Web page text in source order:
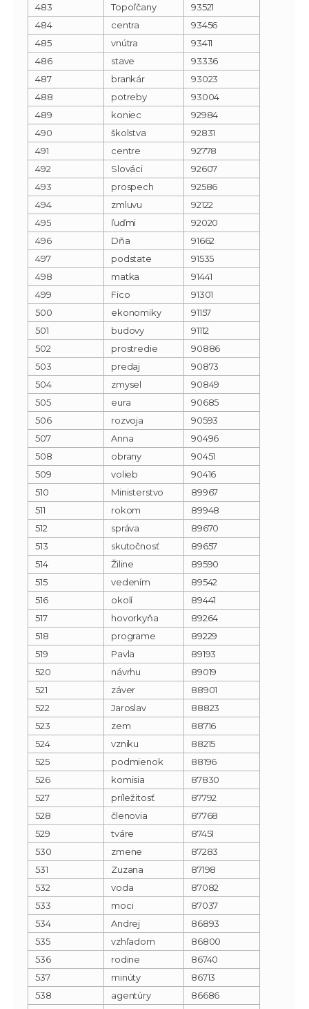
483
Topoľčany
93521
484
centra
93456
485
vnútra
93411
486
stave
93336
487
brankár
93023
488
potreby
93004
489
koniec
92984
490
školstva
92831
491
centre
92778
492
Slováci
92607
493
prospech
92586
494
zmluvu
92122
495
ľuďmi
92020
496
Dňa
91662
497
podstate
91535
498
matka
91441
499
Fico
91301
500
ekonomiky
91157
501
budovy
91112
502
prostredie
90886
503
predaj
90873
504
zmysel
90849
505
eura
90685
506
rozvoja
90593
507
Anna
90496
508
obrany
90451
509
volieb
90416
510
Ministerstvo
89967
511
rokom
89948
512
správa
89670
513
skutočnosť
89657
514
Žiline
89590
515
vedením
89542
516
okolí
89441
517
hovorkyňa
89264
518
programe
89229
519
Pavla
89193
520
návrhu
89019
521
záver
88901
522
Jaroslav
88823
523
zem
88716
524
vzniku
88215
525
podmienok
88196
526
komisia
87830
527
príležitosť
87792
528
členovia
87768
529
tváre
87451
530
zmene
87283
531
Zuzana
87198
532
voda
87082
533
moci
87037
534
Andrej
86893
535
vzhľadom
86800
536
rodine
86740
537
minúty
86713
538
agentúry
86686